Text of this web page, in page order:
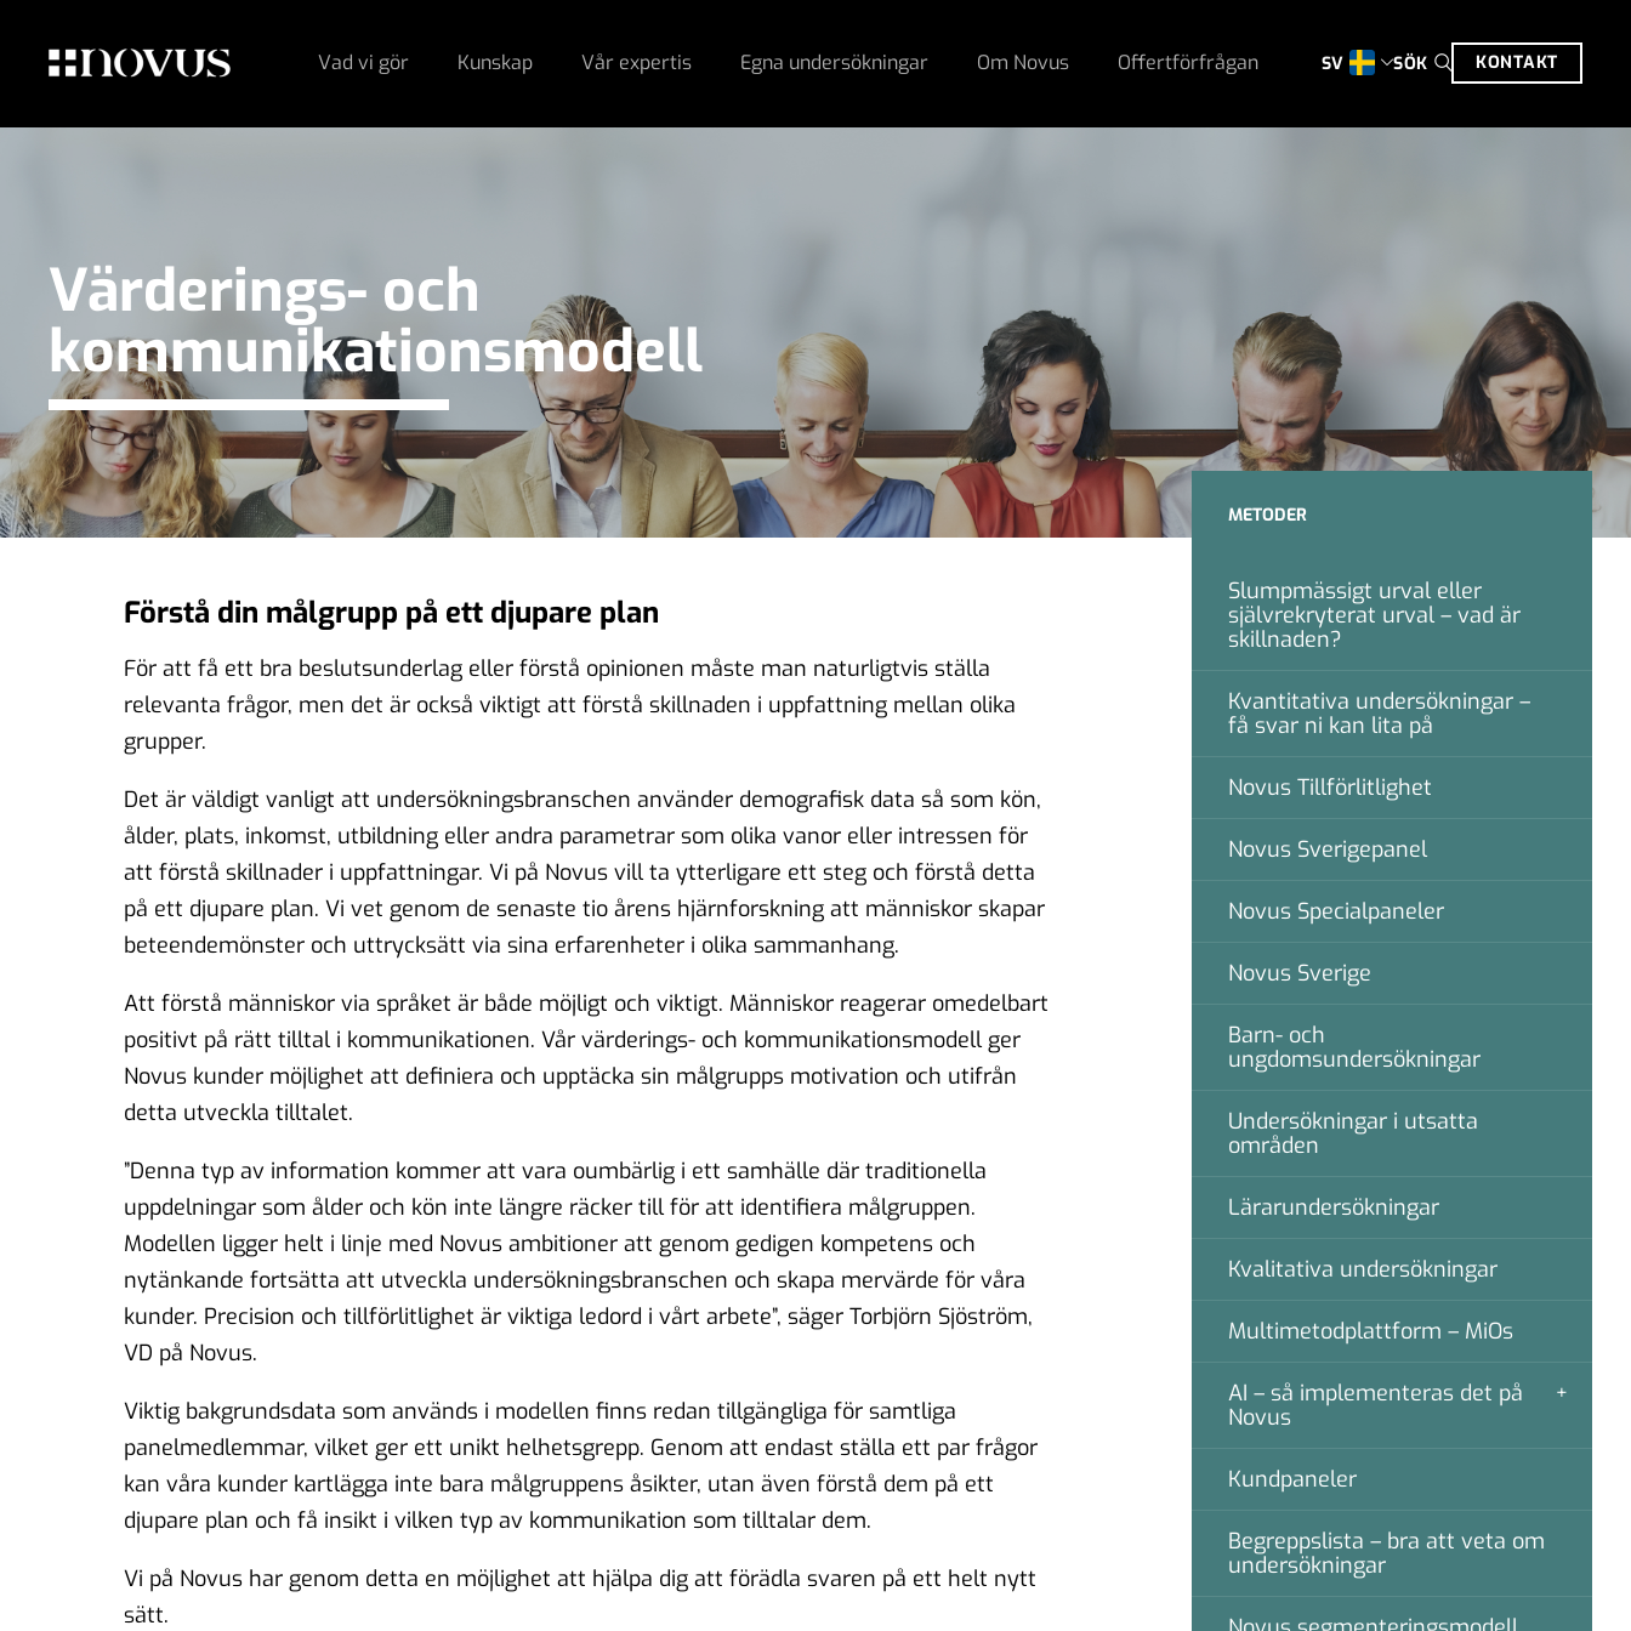
Vad vi gör Kunskap Vår expertis Egna undersökningar Om Novus Offertförfrågan SV SÖK KONTAKT
Värderings- och
kommunikationsmodell
Förstå din målgrupp på ett djupare plan
För att få ett bra beslutsunderlag eller förstå opinionen måste man naturligtvis ställa
relevanta frågor, men det är också viktigt att förstå skillnaden i uppfattning mellan olika
grupper.
Det är väldigt vanligt att undersökningsbranschen använder demografisk data så som kön,
ålder, plats, inkomst, utbildning eller andra parametrar som olika vanor eller intressen för
att förstå skillnader i uppfattningar. Vi på Novus vill ta ytterligare ett steg och förstå detta
på ett djupare plan. Vi vet genom de senaste tio årens hjärnforskning att människor skapar
beteendemönster och uttrycksätt via sina erfarenheter i olika sammanhang.
Att förstå människor via språket är både möjligt och viktigt. Människor reagerar omedelbart
positivt på rätt tilltal i kommunikationen. Vår värderings- och kommunikationsmodell ger
Novus kunder möjlighet att definiera och upptäcka sin målgrupps motivation och utifrån
detta utveckla tilltalet.
”Denna typ av information kommer att vara oumbärlig i ett samhälle där traditionella
uppdelningar som ålder och kön inte längre räcker till för att identifiera målgruppen.
Modellen ligger helt i linje med Novus ambitioner att genom gedigen kompetens och
nytänkande fortsätta att utveckla undersökningsbranschen och skapa mervärde för våra
kunder. Precision och tillförlitlighet är viktiga ledord i vårt arbete”, säger Torbjörn Sjöström,
VD på Novus.
Viktig bakgrundsdata som används i modellen finns redan tillgängliga för samtliga
panelmedlemmar, vilket ger ett unikt helhetsgrepp. Genom att endast ställa ett par frågor
kan våra kunder kartlägga inte bara målgruppens åsikter, utan även förstå dem på ett
djupare plan och få insikt i vilken typ av kommunikation som tilltalar dem.
Vi på Novus har genom detta en möjlighet att hjälpa dig att förädla svaren på ett helt nytt
sätt.
METODER
Slumpmässigt urval eller
självrekryterat urval – vad är
skillnaden?
Kvantitativa undersökningar –
få svar ni kan lita på
Novus Tillförlitlighet
Novus Sverigepanel
Novus Specialpaneler
Novus Sverige
Barn- och
ungdomsundersökningar
Undersökningar i utsatta
områden
Lärarundersökningar
Kvalitativa undersökningar
Multimetodplattform – MiOs
AI – så implementeras det på
Novus
Kundpaneler
Begreppslista – bra att veta om
undersökningar